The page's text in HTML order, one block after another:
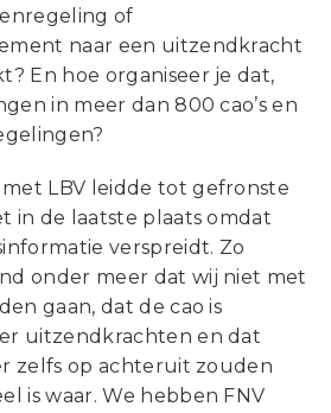
of
naar een uitzendkracht
En hoe organiseer je dat,
in meer dan 800 cao’s en
LBV leidde tot gefronste
in de laatste plaats omdat
verspreidt. Zo
onder meer dat wij niet met
gaan, dat de cao is
uitzendkrachten en dat
zelfs op achteruit zouden
is waar. We hebben FNV